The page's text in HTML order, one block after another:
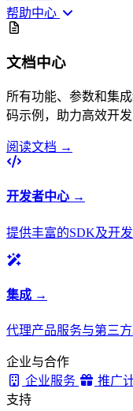
帮助中心
文档中心
所有功能、参数和集
码示例，助力高效开发
阅读文档 →
开发者中心 →
提供丰富的SDK及开
集成 →
代理产品服务与第三
企业与合作
企业服务
推广
支持